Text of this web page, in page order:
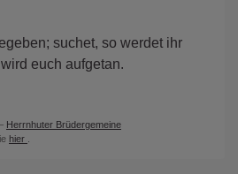
suchet, so werdet ihr
euch aufgetan.
Herrnhuter Brüdergemeine
hier .